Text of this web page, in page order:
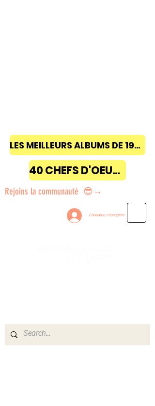
LES MEILLEURS ALBUMS DE 1968 à 2018
40 CHEFS D'OEUVRE
Rejoins la communauté 😎→
Connexion / Inscription